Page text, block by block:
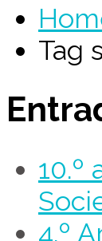
Tag
10.º
4.º